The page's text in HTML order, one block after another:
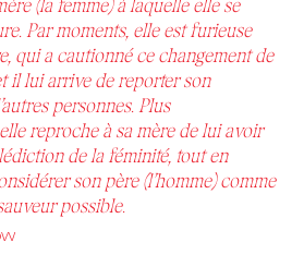
(la femme) à laquelle elle se
Par moments, elle est furieuse
qui a cautionné ce changement de
il lui arrive de reporter son
personnes. Plus
reproche à sa mère de lui avoir
de la féminité, tout en
son père (l’homme) comme
possible.